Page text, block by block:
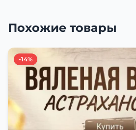
Похожие товары
-14%